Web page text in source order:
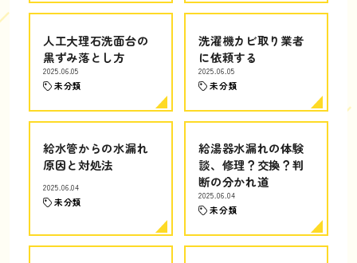
人工大理石洗面台の
黒ずみ落とし方
2025.06.05
未分類
洗濯機カビ取り業者
に依頼する
2025.06.05
未分類
給水管からの水漏れ
原因と対処法
2025.06.04
未分類
給湯器水漏れの体験
談、修理？交換？判
断の分かれ道
2025.06.04
未分類